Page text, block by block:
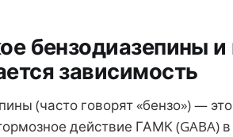
бензодиазепины
зависимость
(часто говорят «бензо») —
действие ГАМК (GABA)